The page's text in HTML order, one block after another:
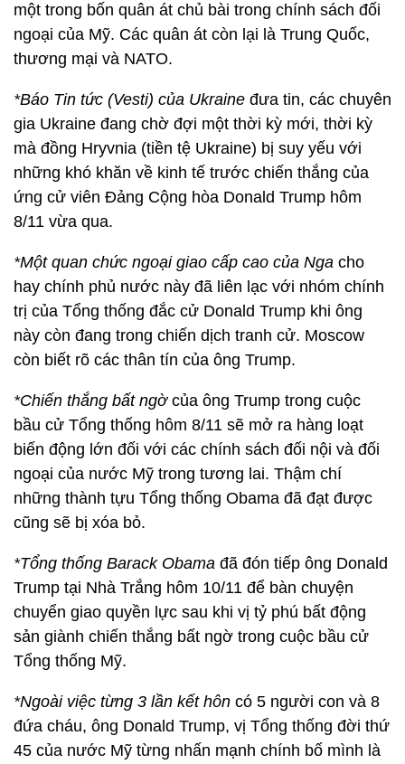
một trong bốn quân át chủ bài trong chính sách đối
ngoại của Mỹ. Các quân át còn lại là Trung Quốc,
thương mại và NATO.
*Báo Tin tức (Vesti) của Ukraine đưa tin, các chuyên
gia Ukraine đang chờ đợi một thời kỳ mới, thời kỳ
mà đồng Hryvnia (tiền tệ Ukraine) bị suy yếu với
những khó khăn về kinh tế trước chiến thắng của
ứng cử viên Đảng Cộng hòa Donald Trump hôm
8/11 vừa qua.
*Một quan chức ngoại giao cấp cao của Nga cho
hay chính phủ nước này đã liên lạc với nhóm chính
trị của Tổng thống đắc cử Donald Trump khi ông
này còn đang trong chiến dịch tranh cử. Moscow
còn biết rõ các thân tín của ông Trump.
*Chiến thắng bất ngờ của ông Trump trong cuộc
bầu cử Tổng thống hôm 8/11 sẽ mở ra hàng loạt
biến động lớn đối với các chính sách đối nội và đối
ngoại của nước Mỹ trong tương lai. Thậm chí
những thành tựu Tổng thống Obama đã đạt được
cũng sẽ bị xóa bỏ.
*Tổng thống Barack Obama đã đón tiếp ông Donald
Trump tại Nhà Trắng hôm 10/11 để bàn chuyện
chuyển giao quyền lực sau khi vị tỷ phú bất động
sản giành chiến thắng bất ngờ trong cuộc bầu cử
Tổng thống Mỹ.
*Ngoài việc từng 3 lần kết hôn có 5 người con và 8
đứa cháu, ông Donald Trump, vị Tổng thống đời thứ
45 của nước Mỹ từng nhấn mạnh chính bố mình là